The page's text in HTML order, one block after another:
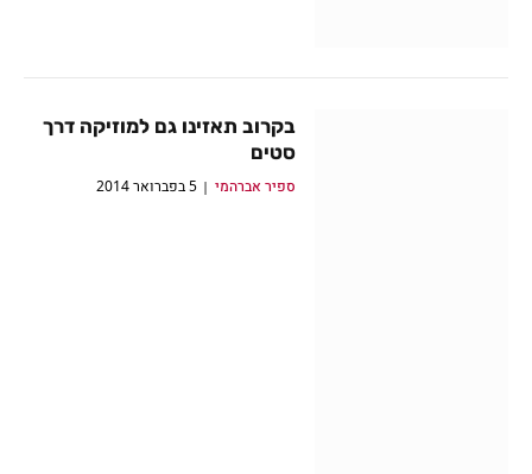
בקרוב תאזינו גם למוזיקה דרך
סטים
ספיר אברהמי 5 בפברואר 2014